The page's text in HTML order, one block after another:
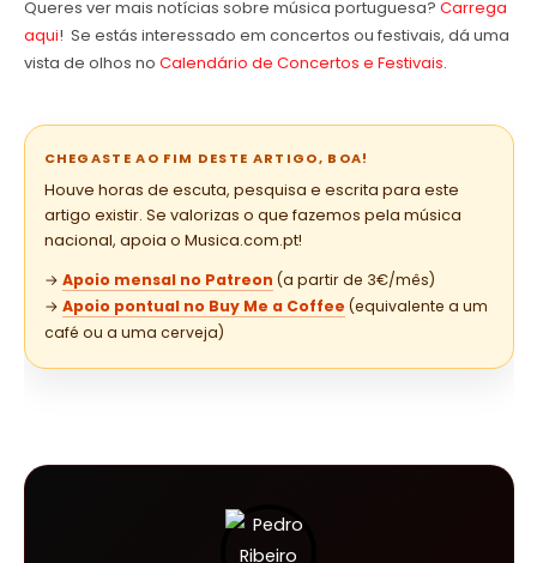
Queres ver mais notícias sobre música portuguesa? Carrega
aqui! Se estás interessado em concertos ou festivais, dá uma
vista de olhos no Calendário de Concertos e Festivais.
CHEGASTE AO FIM DESTE ARTIGO, BOA!
Houve horas de escuta, pesquisa e escrita para este
artigo existir. Se valorizas o que fazemos pela música
nacional, apoia o Musica.com.pt!
→ Apoio mensal no Patreon (a partir de 3€/mês)
→ Apoio pontual no Buy Me a Coffee (equivalente a um
café ou a uma cerveja)